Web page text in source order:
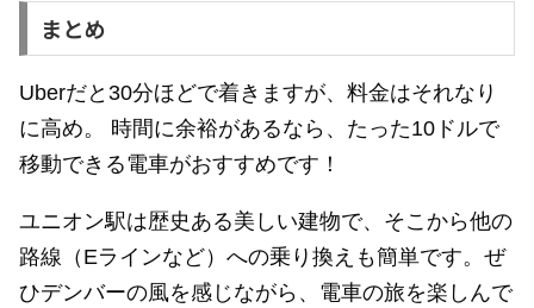
まとめ
Uberだと30分ほどで着きますが、料金はそれなり
に高め。 時間に余裕があるなら、たった10ドルで
移動できる電車がおすすめです！
ユニオン駅は歴史ある美しい建物で、そこから他の
路線（Eラインなど）への乗り換えも簡単です。ぜ
ひデンバーの風を感じながら、電車の旅を楽しんで